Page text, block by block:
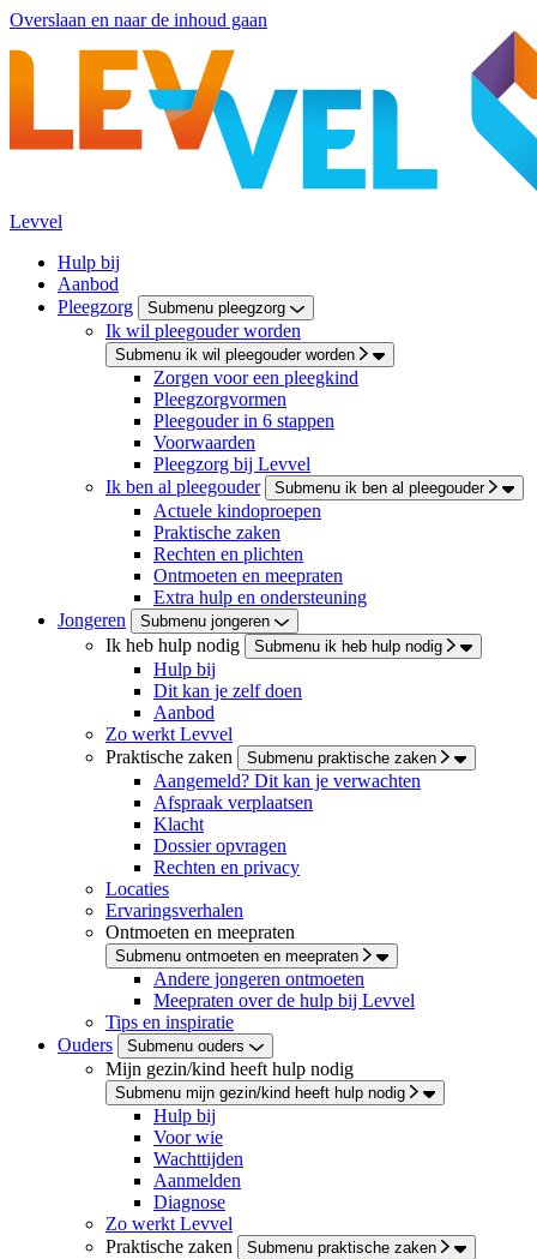
Overslaan en naar de inhoud gaan
Levvel
Hulp bij
Aanbod
Pleegzorg
Submenu pleegzorg
Ik wil pleegouder worden
Submenu ik wil pleegouder worden
Zorgen voor een pleegkind
Pleegzorgvormen
Pleegouder in 6 stappen
Voorwaarden
Pleegzorg bij Levvel
Ik ben al pleegouder
Submenu ik ben al pleegouder
Actuele kindoproepen
Praktische zaken
Rechten en plichten
Ontmoeten en meepraten
Extra hulp en ondersteuning
Jongeren
Submenu jongeren
Ik heb hulp nodig Submenu ik heb hulp nodig
Hulp bij
Dit kan je zelf doen
Aanbod
Zo werkt Levvel
Praktische zaken
Submenu praktische zaken
Aangemeld? Dit kan je verwachten
Afspraak verplaatsen
Klacht
Dossier opvragen
Rechten en privacy
Locaties
Ervaringsverhalen
Ontmoeten en meepraten
Submenu ontmoeten en meepraten
Andere jongeren ontmoeten
Meepraten over de hulp bij Levvel
Tips en inspiratie
Ouders
Submenu ouders
Mijn gezin/kind heeft hulp nodig
Submenu mijn gezin/kind heeft hulp nodig
Hulp bij
Voor wie
Wachttijden
Aanmelden
Diagnose
Zo werkt Levvel
Praktische zaken
Submenu praktische zaken